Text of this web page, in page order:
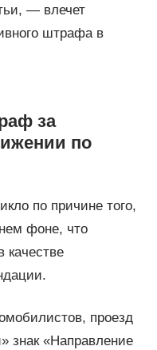
— влечет
штрафа в
за
по
по причине того,
фоне, что
качестве
проезд
знак «Направление